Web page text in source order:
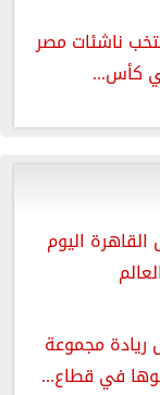
ناشئات مصر
كأس...
اليوم
مجموعة
في قطاع...